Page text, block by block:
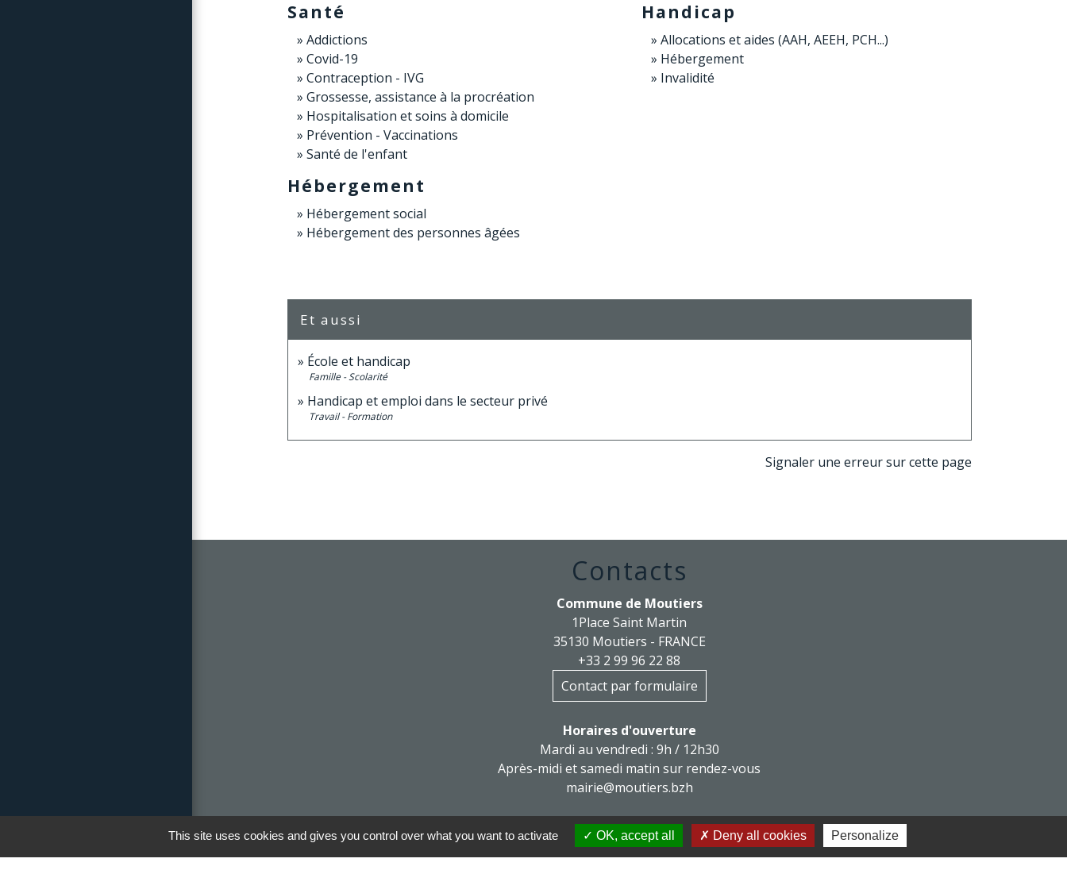
Santé
Addictions
Covid-19
Contraception - IVG
Grossesse, assistance à la procréation
Hospitalisation et soins à domicile
Prévention - Vaccinations
Santé de l'enfant
Handicap
Allocations et aides (AAH, AEEH, PCH...)
Hébergement
Invalidité
Hébergement
Hébergement social
Hébergement des personnes âgées
Et aussi
École et handicap
Famille - Scolarité
Handicap et emploi dans le secteur privé
Travail - Formation
Signaler une erreur sur cette page
Contacts
Commune de Moutiers
1Place Saint Martin
35130 Moutiers - FRANCE
+33 2 99 96 22 88
Contact par formulaire
Horaires d'ouverture
Mardi au vendredi : 9h / 12h30
Après-midi et samedi matin sur rendez-vous
mairie@moutiers.bzh
This site uses cookies and gives you control over what you want to activate OK, accept all Deny all cookies Personalize